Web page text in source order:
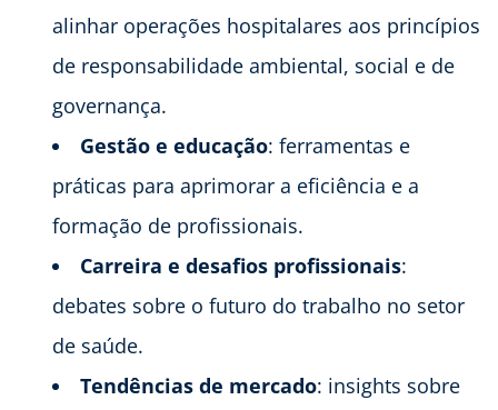
alinhar operações hospitalares aos princípios
de responsabilidade ambiental, social e de
governança.
Gestão e educação: ferramentas e
práticas para aprimorar a eficiência e a
formação de profissionais.
Carreira e desafios profissionais:
debates sobre o futuro do trabalho no setor
de saúde.
Tendências de mercado: insights sobre